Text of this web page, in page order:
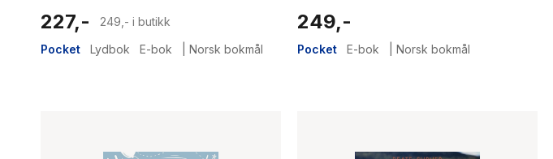
227,-
249,- i butikk
Pocket
Lydbok E-bok Norsk bokmål
249,-
Pocket E-bok Norsk bokmål